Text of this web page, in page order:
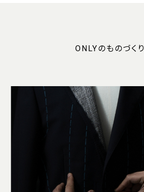
ONLYのものづくり